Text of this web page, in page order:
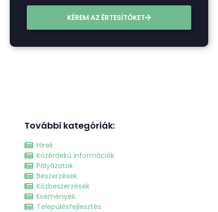
KÉREM AZ ÉRTESÍTŐKET
További kategóriák:
Hírek
Közérdekű információk
Pályázatok
Beszerzések
Közbeszerzések
Események
Településfejlesztés